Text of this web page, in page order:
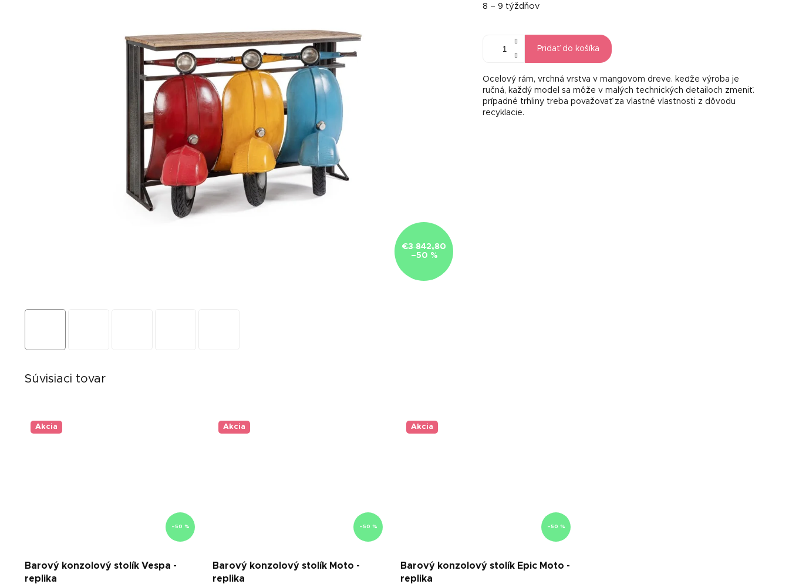
€3 842,80
–50 %
cena:
8 – 9 týždňov
Pridať do košíka
Ocelový rám, vrchná vrstva v mangovom dreve. keďže výroba je
ručná, každý model sa môže v malých technických detailoch zmeniť.
prípadné trhliny treba považovať za vlastné vlastnosti z dôvodu
recyklacie.
Súvisiaci tovar
Akcia
–50 %
Barový konzolový stolík Vespa -
replika
Akcia
–50 %
Barový konzolový stolík Moto -
replika
Akcia
–50 %
Barový konzolový stolík Epic Moto -
replika